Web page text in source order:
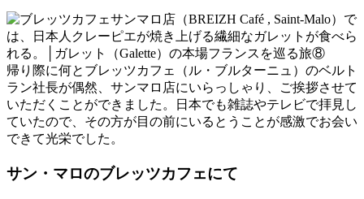
帰り際に何とブレッツカフェ（ル・ブルターニュ）のベルト
ラン社長が偶然、サンマロ店にいらっしゃり、ご挨拶させて
いただくことができました。日本でも雑誌やテレビで拝見し
ていたので、その方が目の前にいるとうことが感激でお会い
できて光栄でした。
サン・マロのブレッツカフェにて